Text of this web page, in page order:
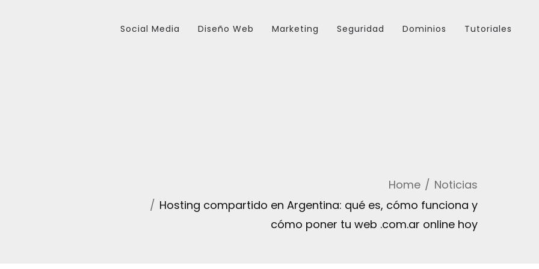
Social Media Diseño Web Marketing Seguridad Dominios Tutoriales
Home
Noticias
Hosting compartido en Argentina: qué es, cómo funciona y
cómo poner tu web .com.ar online hoy